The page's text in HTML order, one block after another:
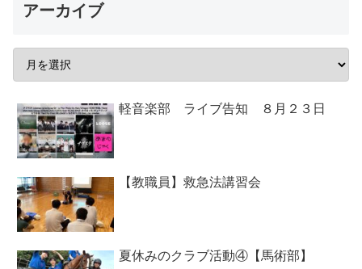
アーカイブ
軽音楽部 ライブ告知 ８月２３日
【教職員】救急法講習会
夏休みのクラブ活動④【馬術部】